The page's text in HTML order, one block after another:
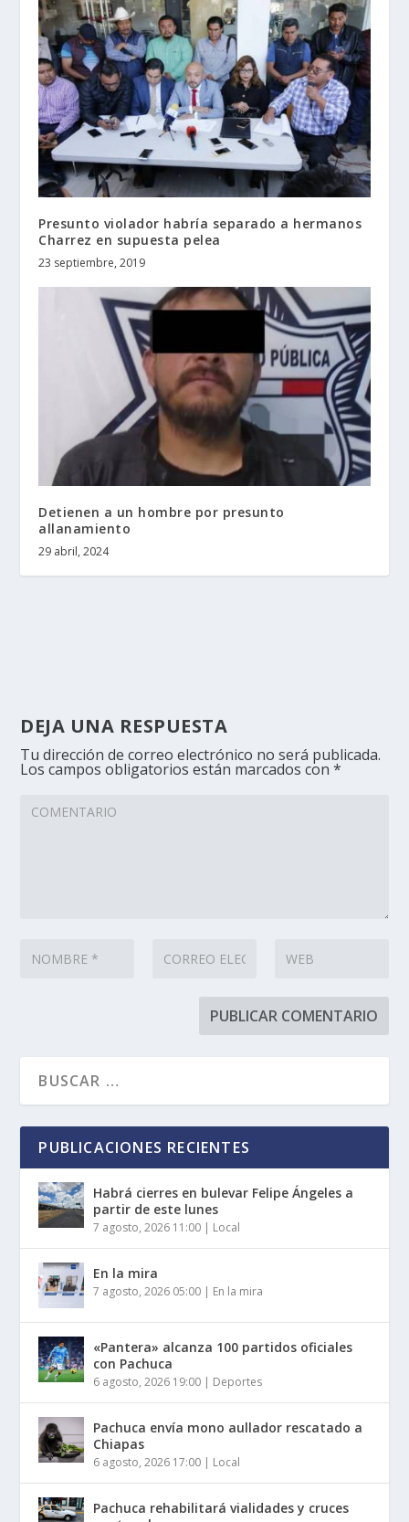
Presunto violador habría separado a hermanos
Charrez en supuesta pelea
23 septiembre, 2019
Detienen a un hombre por presunto
allanamiento
29 abril, 2024
DEJA UNA RESPUESTA
Tu dirección de correo electrónico no será publicada.
Los campos obligatorios están marcados con*
PUBLICACIONES RECIENTES
Habrá cierres en bulevar Felipe Ángeles a
partir de este lunes
7 agosto, 2026 11:00 | Local
En la mira
7 agosto, 2026 05:00 | En la mira
«Pantera» alcanza 100 partidos oficiales
con Pachuca
6 agosto, 2026 19:00 | Deportes
Pachuca envía mono aullador rescatado a
Chiapas
6 agosto, 2026 17:00 | Local
Pachuca rehabilitará vialidades y cruces